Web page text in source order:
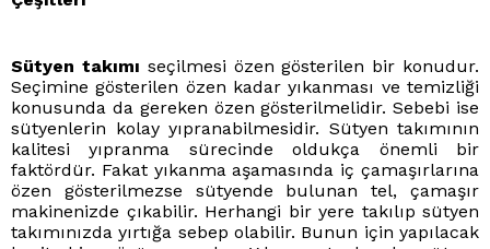
Sütyen takımı seçilmesi özen gösterilen bir konudur.
Seçimine gösterilen özen kadar yıkanması ve temizliği
konusunda da gereken özen gösterilmelidir. Sebebi ise
sütyenlerin kolay yıpranabilmesidir. Sütyen takımının
kalitesi yıpranma sürecinde oldukça önemli bir
faktördür. Fakat yıkanma aşamasında iç çamaşırlarına
özen gösterilmezse sütyende bulunan tel, çamaşır
makinenizde çıkabilir. Herhangi bir yere takılıp sütyen
takımınızda yırtığa sebep olabilir. Bunun için yapılacak